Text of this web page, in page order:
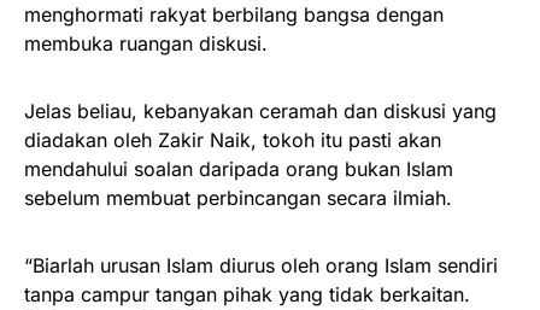
menghormati rakyat berbilang bangsa dengan
membuka ruangan diskusi.
Jelas beliau, kebanyakan ceramah dan diskusi yang
diadakan oleh Zakir Naik, tokoh itu pasti akan
mendahului soalan daripada orang bukan Islam
sebelum membuat perbincangan secara ilmiah.
“Biarlah urusan Islam diurus oleh orang Islam sendiri
tanpa campur tangan pihak yang tidak berkaitan.